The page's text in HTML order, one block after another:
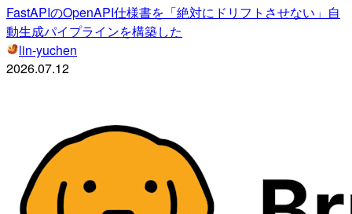
FastAPIのOpenAPI仕様書を「絶対にドリフトさせない」自
動生成パイプラインを構築した
lin-yuchen
2026.07.12